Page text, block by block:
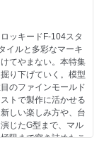
：髙橋浩二
1/24：小田島俊介
48：尾林大輔
ッキードF-104スタ
イルと多彩なマーキ
てやまない。本特集
り下げていく。模型
のファインモールド
トで製作に活かせる
しい楽しみ方や、台
じたG型まで、マル
限まで突き詰めたこ